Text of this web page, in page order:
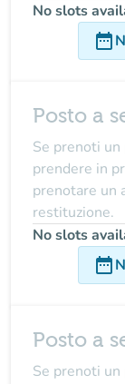
No slots
date_range
Posto a
Se prenoti
prendere in
prenotare un
restituzione.
No slots
date_range
Posto a
Se prenoti